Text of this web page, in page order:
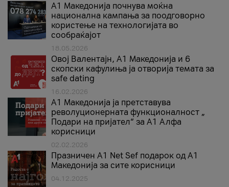
A1 Македонија почнува моќна
национална кампања за поодговорно
користење на технологијата во
сообраќајот
18.05.2026
Овој Валентајн, A1 Македонија и 6
скопски кафулиња ја отворија темата за
safe dating
16.02.2026
А1 Македонија ја претставува
револуционерната функционалност „
Подари на пријател“ за А1 Алфа
корисници
02.02.2026
Празничен A1 Net Sеf подарок од А1
Македонија за сите корисници
04.12.2025